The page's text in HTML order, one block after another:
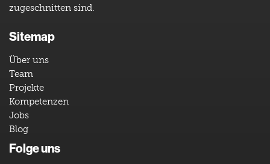
zugeschnitten sind.
Sitemap
Über uns
Team
Projekte
Kompetenzen
Jobs
Blog
Folge uns